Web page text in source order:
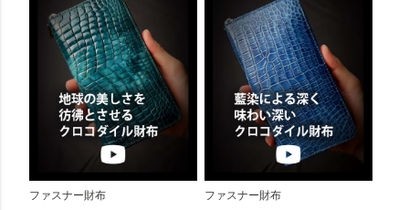
ファスナー財布 ファスナー財布